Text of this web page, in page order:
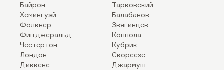
Байрон
Хемингуэй
Фолкнер
Фицджеральд
Честертон
Лондон
Диккенс
Тарковский
Балабанов
Звягинцев
Коппола
Кубрик
Скорсезе
Джармуш